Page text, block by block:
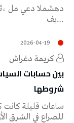
‬في‭…
2026-04-19
كريمة‭ ‬دغراش
بين حسابات
شروطها
ساعات قليلة كانت
للصراع في الشرق